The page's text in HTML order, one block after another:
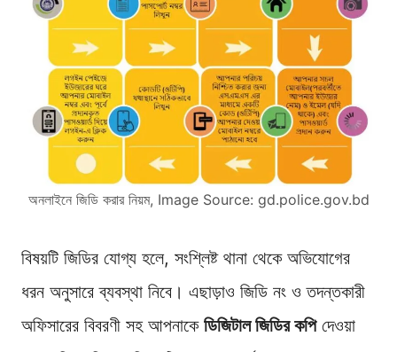
অনলাইনে জিডি করার নিয়ম, Image Source: gd.police.gov.bd
বিষয়টি জিডির যোগ্য হলে, সংশ্লিষ্ট থানা থেকে অভিযোগের
ধরন অনুসারে ব্যবস্থা নিবে। এছাড়াও জিডি নং ও তদন্তকারী
অফিসারের বিবরণী সহ আপনাকে ডিজিটাল জিডির কপিদেওয়া